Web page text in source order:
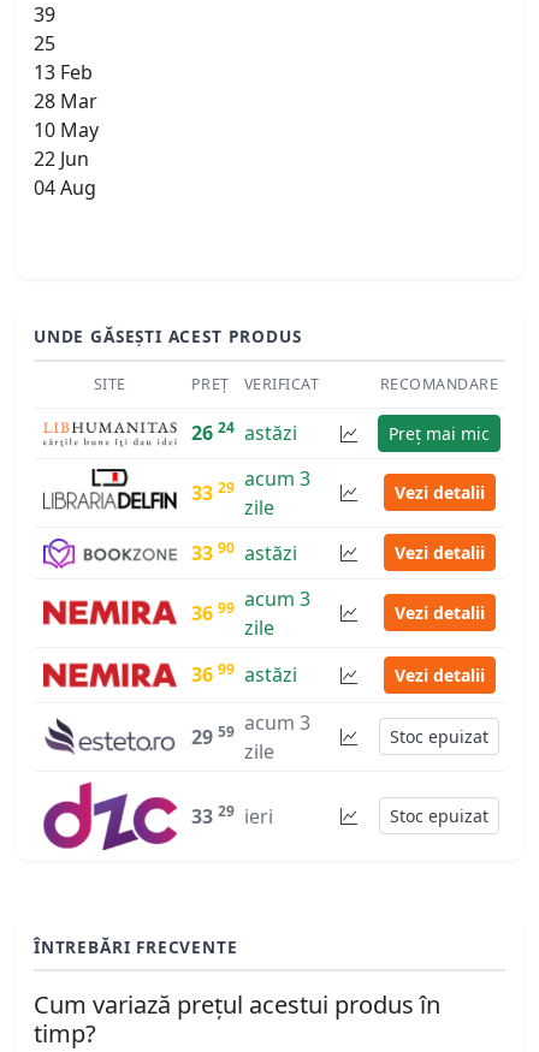
39
25
13 Feb
28 Mar
10 May
22 Jun
04 Aug
UNDE GĂSEȘTI ACEST PRODUS
SITE PREȚ VERIFICAT RECOMANDARE
26 24 astăzi Preț mai mic
33 29 acum 3
zile
Vezi detalii
33 90 astăzi Vezi detalii
36 99 acum 3
zile
Vezi detalii
36 99 astăzi Vezi detalii
29 59 acum 3
zile
Stoc epuizat
33 29 ieri Stoc epuizat
ÎNTREBĂRI FRECVENTE
Cum variază prețul acestui produs în
timp?